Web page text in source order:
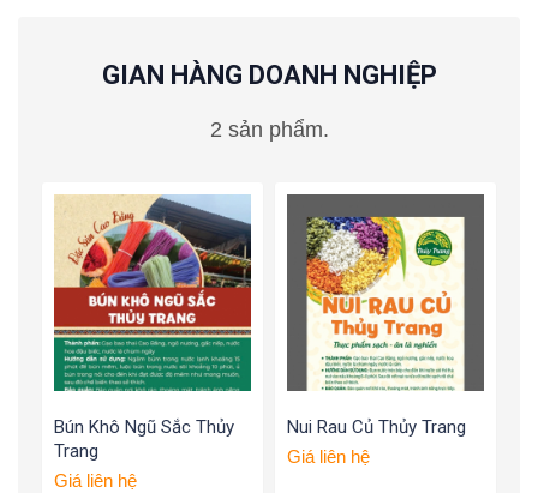
GIAN HÀNG DOANH NGHIỆP
2 sản phẩm.
Bún Khô Ngũ Sắc Thủy
Trang
Giá liên hệ
Nui Rau Củ Thủy Trang
Giá liên hệ